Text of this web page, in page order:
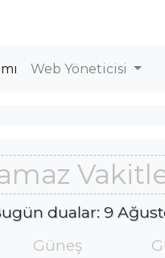
Web Yöneticisi
dualar: 9
Güneş